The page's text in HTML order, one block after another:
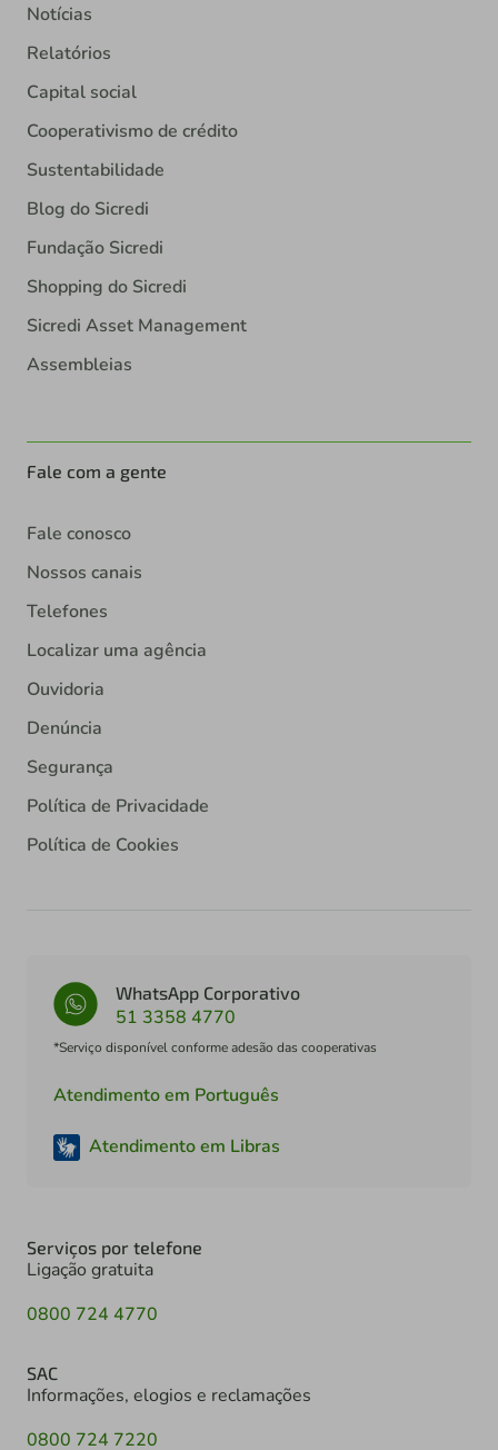
Notícias
Relatórios
Capital social
Cooperativismo de crédito
Sustentabilidade
Blog do Sicredi
Fundação Sicredi
Shopping do Sicredi
Sicredi Asset Management
Assembleias
Fale com a gente
Fale conosco
Nossos canais
Telefones
Localizar uma agência
Ouvidoria
Denúncia
Segurança
Política de Privacidade
Política de Cookies
WhatsApp Corporativo
51 3358 4770
*Serviço disponível conforme adesão das cooperativas
Atendimento em Português
Atendimento em Libras
Serviços por telefone
Ligação gratuita
0800 724 4770
SAC
Informações, elogios e reclamações
0800 724 7220